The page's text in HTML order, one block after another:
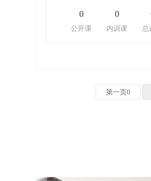
0
公开课
0
内训课 总
第一页0